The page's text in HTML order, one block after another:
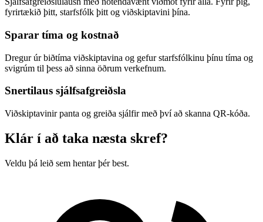
fyrirtækið þitt, starfsfólk þitt og viðskiptavini þína.
Sparar tíma og kostnað
Dregur úr biðtíma viðskiptavina og gefur starfsfólkinu þínu tíma og
svigrúm til þess að sinna öðrum verkefnum.
Snertilaus sjálfsafgreiðsla
Viðskiptavinir panta og greiða sjálfir með því að skanna QR-kóða.
Klár í að taka næsta skref?
Veldu þá leið sem hentar þér best.